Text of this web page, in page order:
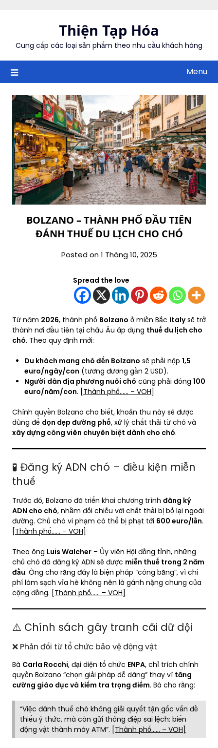
Thiện Tạp Hóa
Cung cấp các loại sản phẩm theo nhu cầu khách hàng
Menu
BOLZANO – THÀNH PHỐ ĐẦU TIÊN
ĐÁNH THUẾ DU LỊCH CHO CHÓ
Posted on 1 Tháng 10, 2025
Spread the love
Từ năm 2026, thành phố Bolzano ở miền Bắc Italysẽ trở
thành nơi đầu tiên tại châu Âu áp dụng thuế du lịch cho
chó. Theo quy định mới:
Du khách mang chó đến Bolzano sẽ phải nộp 1,5
euro/ngày/con (tương đương gần 2 USD).
Người dân địa phương nuôi chó cũng phải đóng 100
euro/năm/con. [Thành phố…… – VOH]
Chính quyền Bolzano cho biết, khoản thu này sẽ được
dùng để dọn dẹp đường phố, xử lý chất thải từ chó và
xây dựng công viên chuyên biệt dành cho chó.
🧪 Đăng ký ADN chó – điều kiện miễn
thuế
Trước đó, Bolzano đã triển khai chương trình đăng ký
ADN cho chó, nhằm đối chiếu với chất thải bị bỏ lại ngoài
đường. Chủ chó vi phạm có thể bị phạt tới 600 euro/lần.
[Thành phố…… – VOH]
Theo ông Luis Walcher – Ủy viên Hội đồng tỉnh, những
chủ chó đã đăng ký ADN sẽ được miễn thuế trong 2 năm
đầu. Ông cho rằng đây là biện pháp “công bằng”, vì chi
phí làm sạch vỉa hè không nên là gánh nặng chung của
cộng đồng. [Thành phố…… – VOH]
⚠️ Chính sách gây tranh cãi dữ dội
❌ Phản đối từ tổ chức bảo vệ động vật
Bà Carla Rocchi, đại diện tổ chức ENPA, chỉ trích chính
quyền Bolzano “chọn giải pháp dễ dàng” thay vì tăng
cường giáo dục và kiểm tra trọng điểm. Bà cho rằng:
“Việc đánh thuế chó không giải quyết tận gốc vấn đề
thiếu ý thức, mà còn gửi thông điệp sai lệch: biến
động vật thành máy ATM”. [Thành phố…… – VOH]